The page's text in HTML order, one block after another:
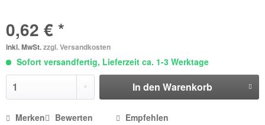
0,62 € *
inkl. MwSt.zzgl. Versandkosten
Sofort versandfertig, Lieferzeit ca. 1-3 Werktage
In den Warenkorb
Merken Bewerten Empfehlen